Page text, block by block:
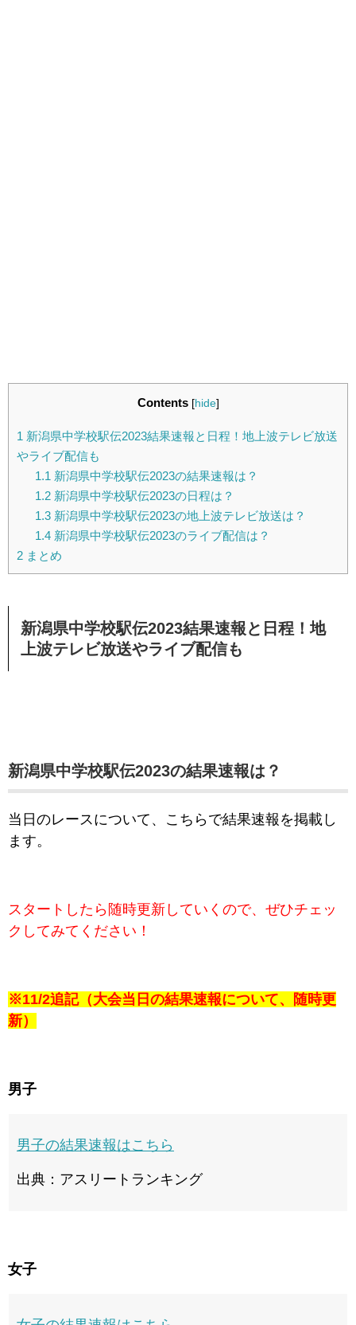
Contents [hide]
1 新潟県中学校駅伝2023結果速報と日程！地上波テレビ放送
やライブ配信も
1.1 新潟県中学校駅伝2023の結果速報は？
1.2新潟県中学校駅伝2023の日程は？
1.3新潟県中学校駅伝2023の地上波テレビ放送は？
1.4新潟県中学校駅伝2023のライブ配信は？
2 まとめ
新潟県中学校駅伝2023結果速報と日程！地
上波テレビ放送やライブ配信も
新潟県中学校駅伝2023の結果速報は？
当日のレースについて、こちらで結果速報を掲載し
ます。
スタートしたら随時更新していくので、ぜひチェッ
クしてみてください！
※11/2追記（大会当日の結果速報について、随時更
新）
男子
男子の結果速報はこちら
出典：アスリートランキング
女子